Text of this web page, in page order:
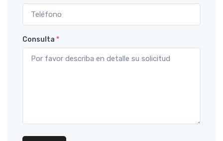
Consulta *